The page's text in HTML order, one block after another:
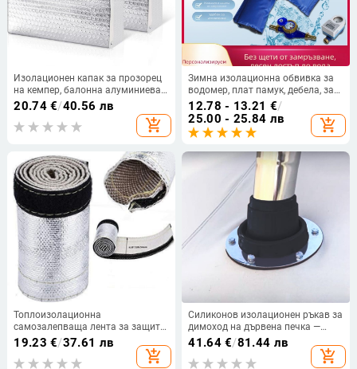
Изолационен капак за прозорец
на кемпер, балонна алуминиева
филмова обвивка, ядро от
полиестерно влакно, балонна
форма, квадратна форма,
термична проводимост 0.03
20.74€/40.56 лв
add_shopping_cart
Зимна изолационна обвивка за
водомер, плат памук, дебела, за
водомери с кръгла или
квадратна форма, с логотип
12.78 - 13.21 €/
25.00 - 25.84 лв
add_shopping_cart
Топлоизолационна
самозалепваща лента за защита
на тръби и кабели, устойчива на
високи температури,
стъкловлакнеста сърцевина
19.23 €/37.61 лв
add_shopping_cart
Силиконов изолационен ръкав за
димоход на дървена печка —
антиизгаряне, тръбна слоеста
конструкция, до 280°C,
топлопроводимост 0,03 W/mK
41.64€/81.44 лв
add_shopping_cart